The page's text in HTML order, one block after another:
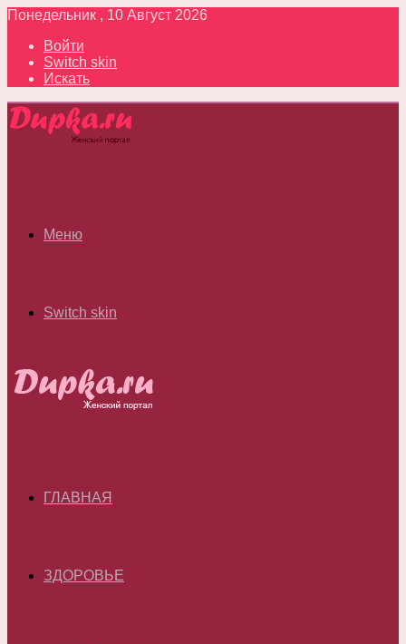
Понедельник , 10 Август 2026
Войти
Switch skin
Искать
Меню
Switch skin
ГЛАВНАЯ
ЗДОРОВЬЕ